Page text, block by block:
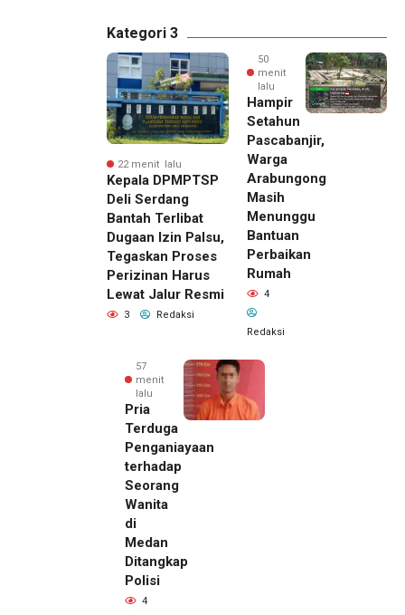
Kategori 3
22 menit lalu
Kepala DPMPTSP
Deli Serdang
Bantah Terlibat
Dugaan Izin Palsu,
Tegaskan Proses
Perizinan Harus
Lewat Jalur Resmi
3 Redaksi
50
menit
lalu
Hampir
Setahun
Pascabanjir,
Warga
Arabungong
Masih
Menunggu
Bantuan
Perbaikan
Rumah
4
Redaksi
57
menit
lalu
Pria
Terduga
Penganiayaan
terhadap
Seorang
Wanita
di
Medan
Ditangkap
Polisi
4
lalu
Kepala
DPMPTSP
Deli
Serdang